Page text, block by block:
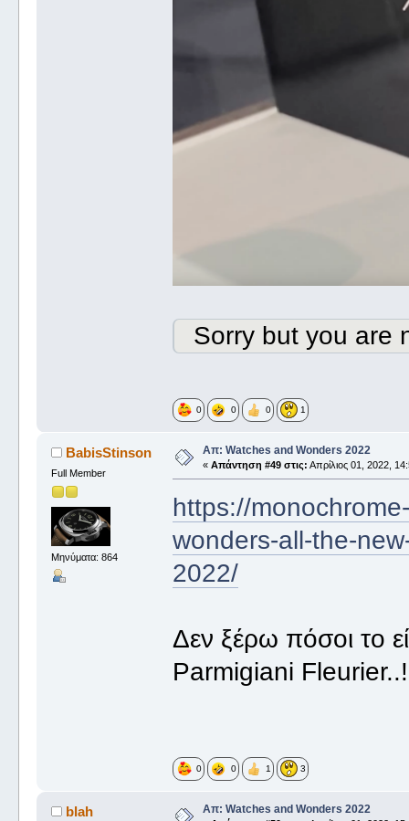
Sorry but you are
0 0 0 1
BabisStinson
Full Member
Μηνύματα: 864
Απ: Watches and Wonders 2022
« Απάντηση #49 στις: Απρίλιος 01, 2022,
https://
wonders-all-the-
2022/
Δεν ξέρω πόσοι το
Parmigiani
0 0 1 3
blah Απ: Watches and Wonders 2022